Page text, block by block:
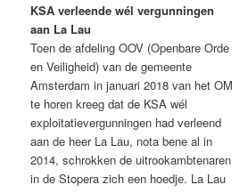
KSA verleende wél vergunningen
aan La Lau
Toen de afdeling OOV (Openbare Orde
en Veiligheid) van de gemeente
Amsterdam in januari 2018 van het OM
te horen kreeg dat de KSA wél
exploitatievergunningen had verleend
aan de heer La Lau, nota bene al in
2014, schrokken de uitrookambtenaren
in de Stopera zich een hoedje. La Lau